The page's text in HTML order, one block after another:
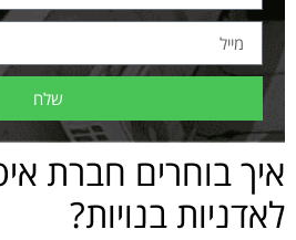
שלח
איך בוחרים חברת
לאדניות בנויות?